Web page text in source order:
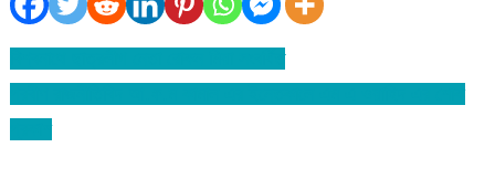
Post
navigation